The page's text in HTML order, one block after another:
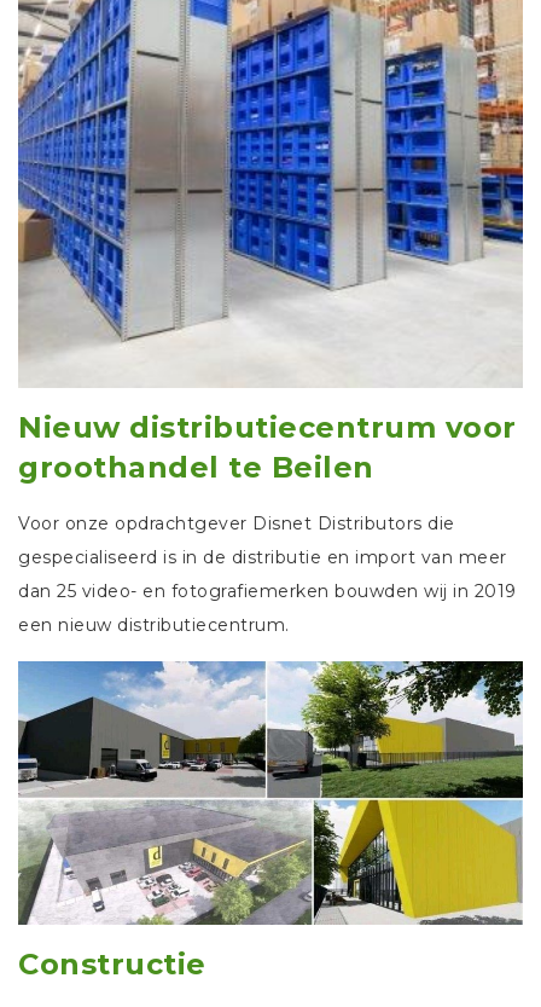
Nieuw distributiecentrum voor
groothandel te Beilen
Voor onze opdrachtgever Disnet Distributors die
gespecialiseerd is in de distributie en import van meer
dan 25 video- en fotografiemerken bouwden wij in 2019
een nieuw distributiecentrum.
Constructie